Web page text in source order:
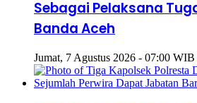
Sebagai Pelaksana
Banda Aceh
Jumat, 7 Agustus 2026 - 07:00 WIB